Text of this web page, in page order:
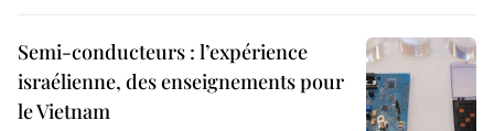
Semi-conducteurs : l’expérience
israélienne, des enseignements pour
le Vietnam